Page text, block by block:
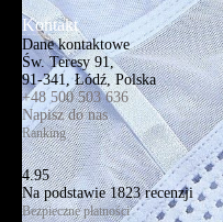
Kontakt
Dane kontaktowe
Św. Teresy 91,
91-341, Łódź, Polska
+48 500 503 636
Napisz do nas
Ranking
4.95
Na podstawie1823recenzji
Bezpieczne płatności